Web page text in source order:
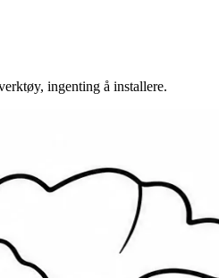
ingenting å installere.